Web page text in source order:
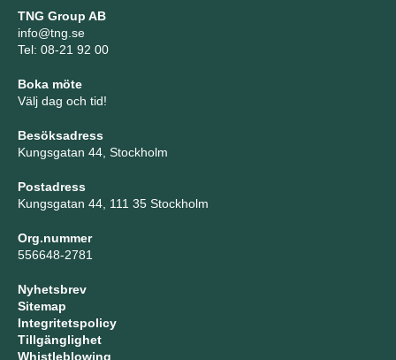
TNG Group AB
info@tng.se
Tel: 08-21 92 00
Boka möte
Välj dag och tid!
Besöksadress
Kungsgatan 44, Stockholm
Postadress
Kungsgatan 44, 111 35 Stockholm
Org.nummer
556648-2781
Nyhetsbrev
Sitemap
Integritetspolicy
Tillgänglighet
Whistleblowing